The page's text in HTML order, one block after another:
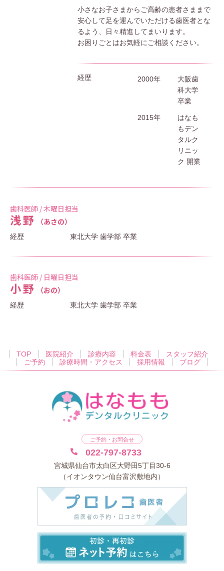
小さなお子さまからご高齢の患者さままで
安心して足を運んでいただける歯医者とな
るよう、日々精進してまいります。
お困りごとはお気軽にご相談ください。
経歴 2000年
大阪歯
科大学
卒業
2015年
はなも
もデン
タルク
リニッ
ク 開業
歯科医師 / 木曜日担当
浅野 （あさの）
経歴 東北大学 歯学部 卒業
歯科医師 / 日曜日担当
小野 （おの）
経歴 東北大学 歯学部 卒業
TOP 医院紹介 診療内容 料金表
スタッフ紹介
ご予約
診療時間・アクセス 採用情報 ブログ
ご予約・お問合せ
022-797-8733
宮城県仙台市太白区大野田5丁目30-6
（イオンタウン仙台富沢敷地内）